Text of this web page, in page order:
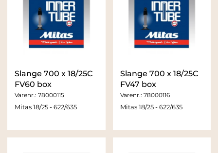
Slange 700 x 18/25C
FV60 box
Varenr.: 78000115
Mitas 18/25 - 622/635
Slange 700 x 18/25C
FV47 box
Varenr.: 78000116
Mitas 18/25 - 622/635